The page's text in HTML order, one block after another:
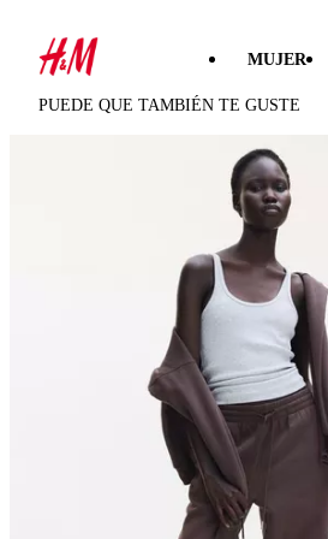
MUJER
PUEDE QUE TAMBIÉN TE GUSTE